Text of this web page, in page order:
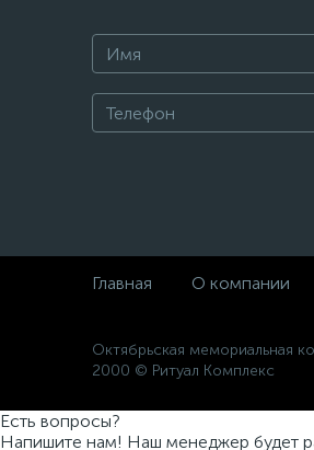
Главная О компании
Октябрьская мемориальная
2000 © Ритуал Комплекс
Есть вопросы?
Напишите нам! Наш менеджер будет